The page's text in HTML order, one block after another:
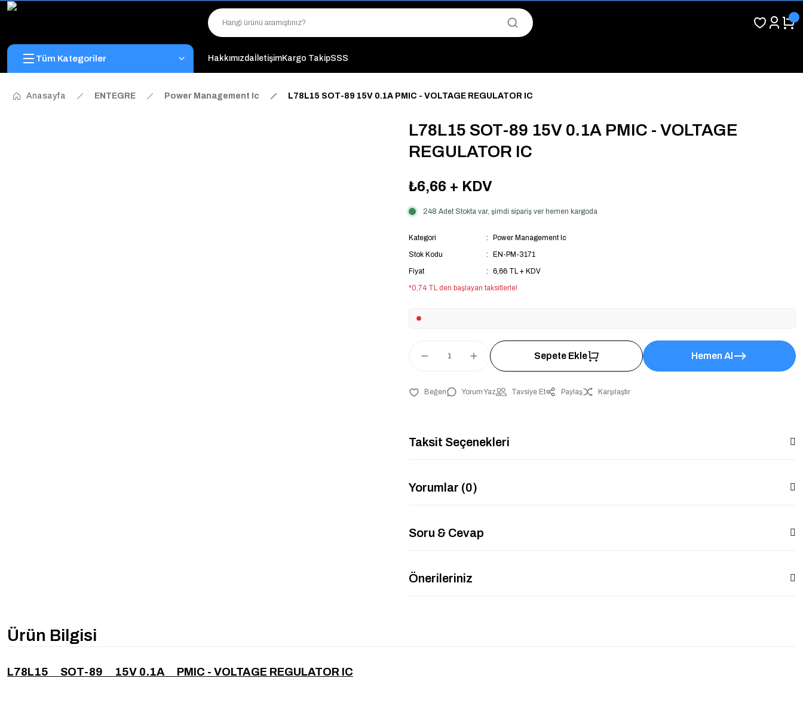
"Saat 14:00'a Kadar Verilen Siparişlerde Aynı Gün Kargo Avantajı!
"Binlerce Ürün Çeşitliliği ile Stoktan Hemen Teslim."
Tüm Kategoriler HakkımızdaİletişimKargo TakipSSS
Anasayfa ENTEGRE Power Management Ic L78L15 SOT-89 15V 0.1A PMIC - VOLTAGE REGULATOR IC
L78L15 SOT-89 15V 0.1A PMIC - VOLTAGE
REGULATOR IC
₺6,66 + KDV
248 Adet Stokta var, şimdi sipariş ver hemen kargoda
Kategori
Power Management Ic
Stok Kodu
EN-PM-3171
Fiyat
6,66 TL + KDV
*0,74 TL den başlayan taksitlerle!
Sepete Ekle Hemen Al
Yorum Yaz Tavsiye Et Paylaş Karşılaştır
Taksit Seçenekleri
Yorumlar (0)
Soru & Cevap
Önerileriniz
Ürün Bilgisi
L78L15 SOT-89 15V 0.1A PMIC - VOLTAGE REGULATOR IC